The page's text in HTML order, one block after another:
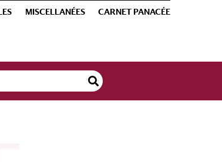
MISCELLANÉES CARNET PANACÉE